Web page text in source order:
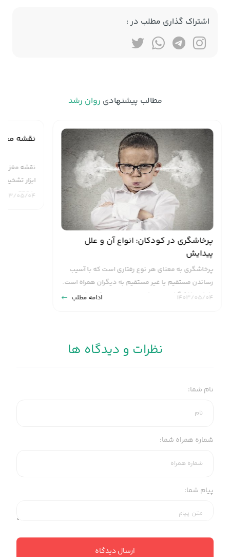
اشتراک گذاری مطلب در :
مطالب پیشنهادی روان رشد
پرخاشگری در کودکان: انواع آن و علل
پیدایش
پرخاشگری به معنای هر نوع رفتاری است که با آسیب
رساندن مستقیم یا غیر مستقیم به دیگران همراه است.
رفتار پرخاشگرانه می تواند به صورت مستقیم یا
۱۴۰۳/۰۵/۰۴ ادامه مطلب
نظرات و دیدگاه ها
نام شما:
شماره همراه شما:
پیام شما:
ارسال دیدگاه